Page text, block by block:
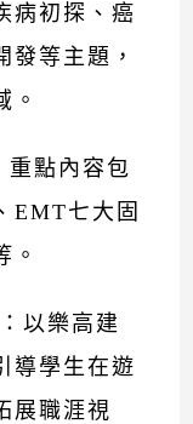
病初探、癌
發等主題，
。
重點內容包
EMT七大固
。
以樂高建
導學生在遊
展職涯視